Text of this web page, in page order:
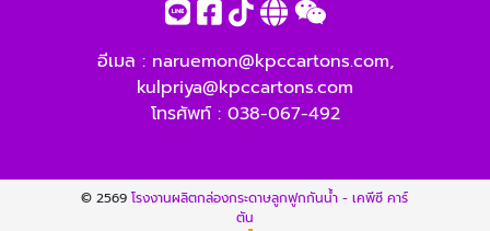
อีเมล : naruemon@kpccartons.com,
kulpriya@kpccartons.com
โทรศัพท์ : 038-067-492
© 2569โรงงานผลิตกล่องกระดาษลูกฟูกกันน้ำ - เคพีซี คาร์
ตัน